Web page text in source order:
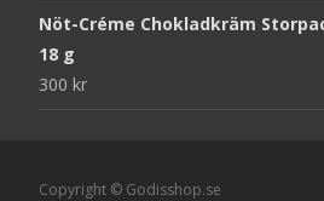
Nöt-Créme Chokladkräm
18 g
300 kr
Copyright © Godisshop.se